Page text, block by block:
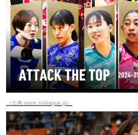
（出典 www.svleague.jp）